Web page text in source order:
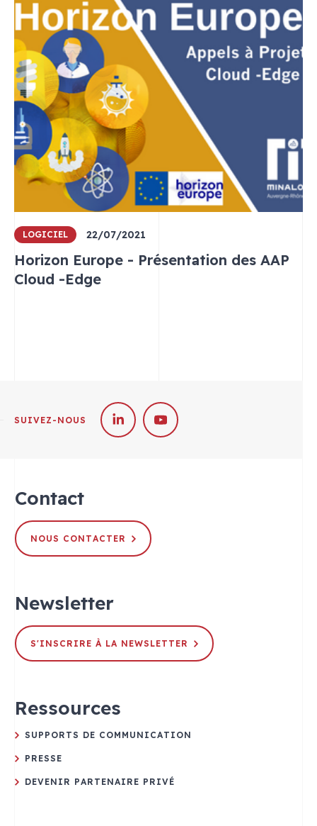
LOGICIEL 22/07/2021
Horizon Europe - Présentation des AAP
Cloud -Edge
SUIVEZ-NOUS
Contact
NOUS CONTACTER
Newsletter
S'INSCRIRE À LA NEWSLETTER
Ressources
SUPPORTS DE COMMUNICATION
PRESSE
DEVENIR PARTENAIRE PRIVÉ